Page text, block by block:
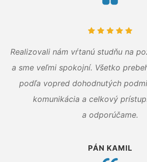
Realizovali nám vŕtanú studňu na
a sme veľmi spokojní. Všetko
podľa vopred dohodnutých
komunikácia a celkový
a odporúčame.
PÁN KAMIL